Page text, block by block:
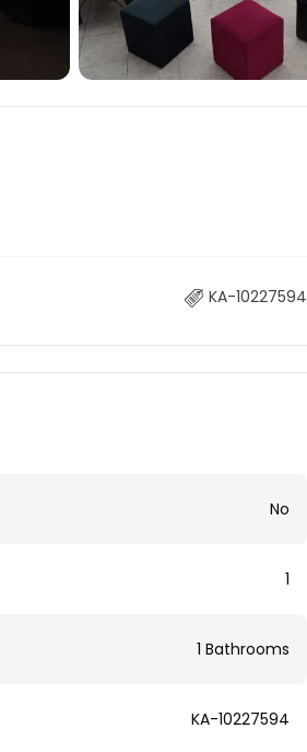
KA-10227594
No
1
1 Bathrooms
KA-10227594